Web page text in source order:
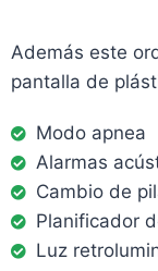
Además este
pantalla de
Modo apnea
Alarmas
Cambio de
Planificador
Luz